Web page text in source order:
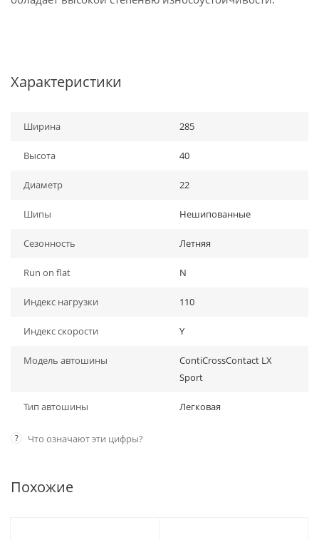
Характеристики
Ширина 285
Высота 40
Диаметр 22
Шипы Нешипованные
Сезонность Летняя
Run on flat N
Индекс нагрузки 110
Индекс скорости Y
Модель автошины
ContiCrossContact LX
Sport
Тип автошины Легковая
? Что означают эти цифры?
Похожие